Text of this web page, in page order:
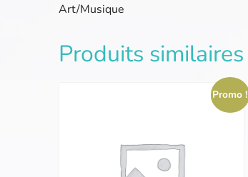
Art/Musique
Produits similaires
Promo !